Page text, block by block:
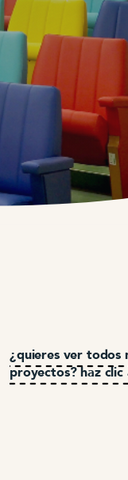
¿quieres ver todos
proyectos? haz clic